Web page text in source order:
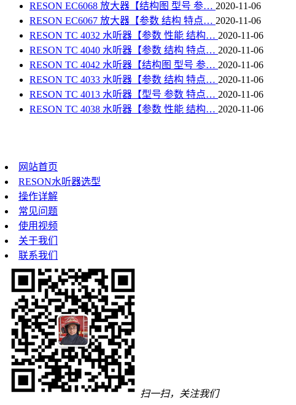
RESON EC6068 放大器【结构图 型号 参… 2020-11-06
RESON EC6067 放大器【参数 结构 特点… 2020-11-06
RESON TC 4032 水听器【参数 性能 结构… 2020-11-06
RESON TC 4040 水听器【参数 结构 特点… 2020-11-06
RESON TC 4042 水听器【结构图 型号 参… 2020-11-06
RESON TC 4033 水听器【参数 结构 特点… 2020-11-06
RESON TC 4013 水听器【型号 参数 特点… 2020-11-06
RESON TC 4038 水听器【参数 性能 结构… 2020-11-06
网站首页
RESON水听器选型
操作详解
常见问题
使用视频
关于我们
联系我们
扫一扫，关注我们